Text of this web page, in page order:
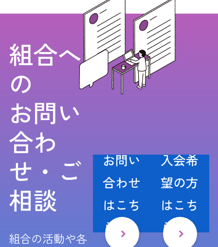
組合へ
の
お問い
合わ
せ・ご
相談
組合の活動や各
お問い
合わせ
はこち
ら
入会希
望の方
はこち
ら